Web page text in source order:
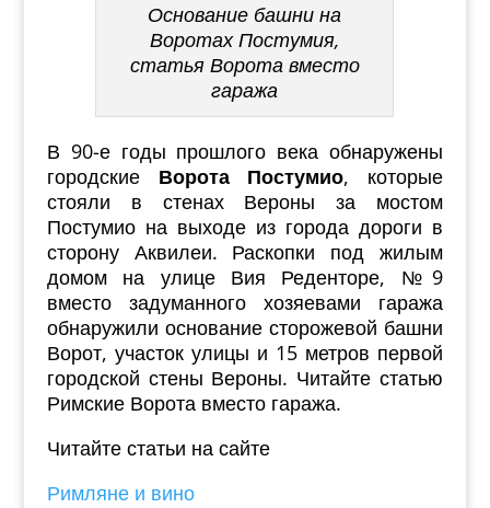
Основание башни на
Воротах Постумия,
статья Ворота вместо
гаража
В 90-е годы прошлого века обнаружены
городские Ворота Постумио, которые
стояли в стенах Вероны за мостом
Постумио на выходе из города дороги в
сторону Аквилеи. Раскопки под жилым
домом на улице Вия Реденторе, №9
вместо задуманного хозяевами гаража
обнаружили основание сторожевой башни
Ворот, участок улицы и 15 метров первой
городской стены Вероны. Читайте статью
Римские Ворота вместо гаража.
Читайте статьи на сайте
Римляне и вино